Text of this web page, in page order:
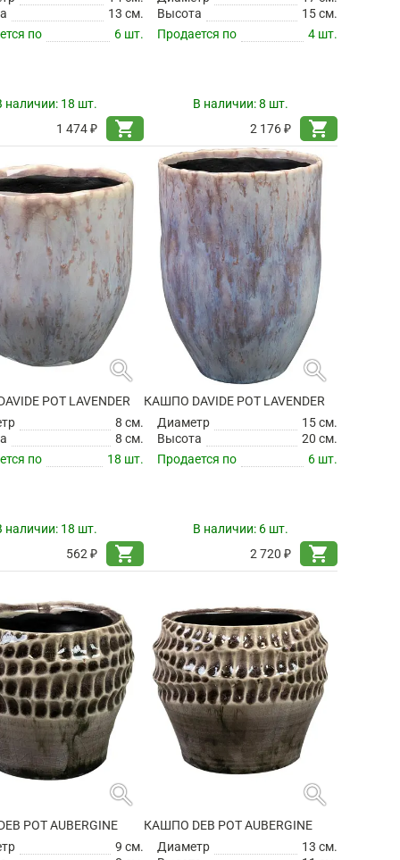
13 см.
по
6 шт.
наличии: 18 шт.
1 474 ₽
shopping_cart
Высота
15 см.
Продается по
4 шт.
В наличии:8 шт.
2 176 ₽
shopping_cart
search
POT LAVENDER
8 см.
8 см.
по
18 шт.
наличии: 18 шт.
562 ₽
shopping_cart
search
КАШПО DAVIDE POT LAVENDER
Диаметр
15 см.
Высота
20 см.
Продается по
6 шт.
В наличии: 6 шт.
2 720 ₽
shopping_cart
search
POT AUBERGINE
9 см.
search
КАШПО DEB POT AUBERGINE
Диаметр
13 см.